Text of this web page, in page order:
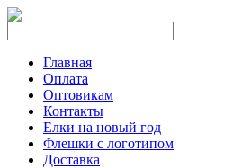
Главная
Оплата
Оптовикам
Контакты
Елки на новый год
Флешки с логотипом
Доставка